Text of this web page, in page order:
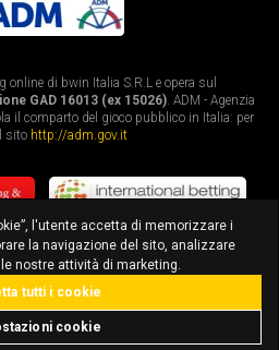
di bwin Italia S.R.L e opera sul
GAD 16013 (ex 15026). ADM - Agenzia
il comparto del gioco pubblico in Italia: per
sito http://adm.gov.it
scarica l'app
l'utente accetta di memorizzare i
la navigazione del sito, analizzare
nostre attività di marketing.
cookie
tutti i cookie